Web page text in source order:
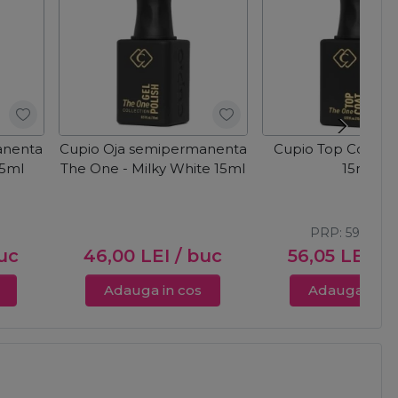
Cupio Oja semipermanenta
The One - Milky White 15ml
46,00 LEI / buc
Adauga in cos
Cupio Top Coat
15ml
56,05 LEI
PRP: 59,00
Adauga in